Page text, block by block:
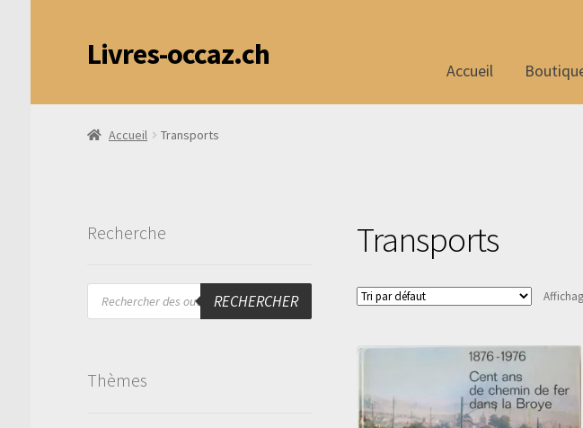
Livres-occaz.ch Accueil
Accueil Transports
Transports
Recherche
Recherche
produits
RECHERCHER
Thèmes